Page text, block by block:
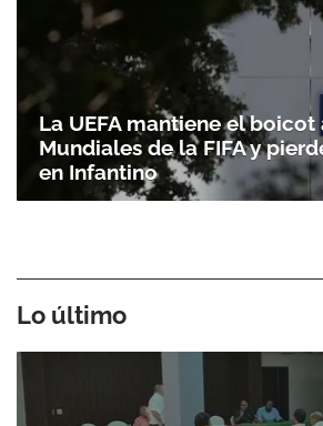
La UEFA mantiene el boicot
Mundiales de la FIFA y
en Infantino
Lo último